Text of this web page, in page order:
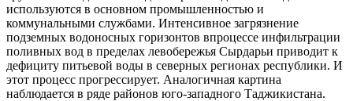
используются в основном промышленностью и
коммунальными службами. Интенсивное загрязнение
подземных водоносных горизонтов впроцессе инфильтрации
поливных вод в пределах левобережья Сырдарьи приводит к
дефициту питьевой воды в северных регионах республики. И
этот процесс прогрессирует. Аналогичная картина
наблюдается в ряде районов юго-западного Таджикистана.